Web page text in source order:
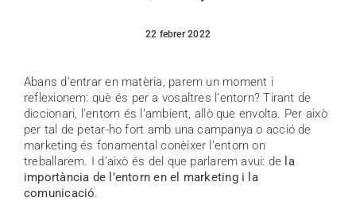
22 febrer 2022
Abans d’entrar en matèria, parem un moment i
reflexionem: què és per a vosaltres l’entorn? Tirant de
diccionari, l’entorn és l’ambient, allò que envolta. Per això
per tal de petar-ho fort amb una campanya o acció de
marketing és fonamental conèixer l’entorn on
treballarem. I d’això és del que parlarem avui: de la
importància de l’entorn en el marketing i la
comunicació.